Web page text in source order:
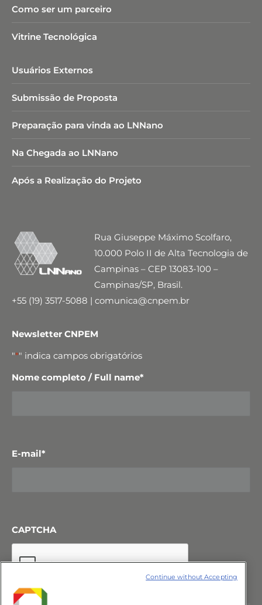
Como ser um parceiro
Vitrine Tecnológica
Usuários Externos
Submissão de Proposta
Preparação para vinda ao LNNano
Na Chegada ao LNNano
Após a Realização do Projeto
Rua Giuseppe Máximo Scolfaro,
10.000 Polo II de Alta Tecnologia de
Campinas – CEP 13083-100 –
Campinas/SP, Brasil.
+55 (19) 3517-5088 | comunica@cnpem.br
Newsletter CNPEM
"*" indica campos obrigatórios
Nome completo / Full name*
E-mail*
CAPTCHA
Continue without Accepting